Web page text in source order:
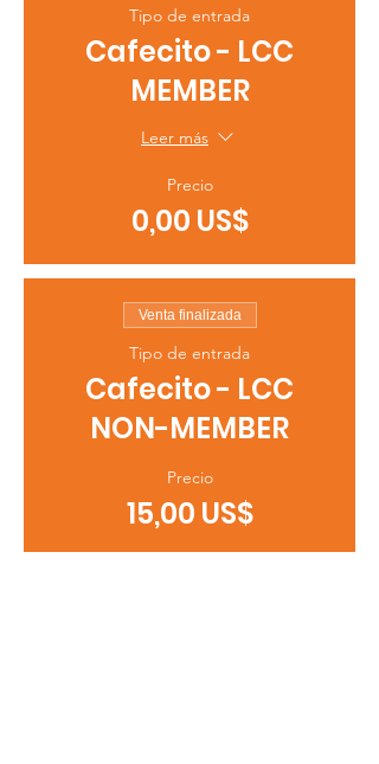
Tipo de entrada
Cafecito - LCC
MEMBER
Leer más
Precio
0,00 US$
Venta finalizada
Tipo de entrada
Cafecito - LCC
NON-MEMBER
Precio
15,00 US$